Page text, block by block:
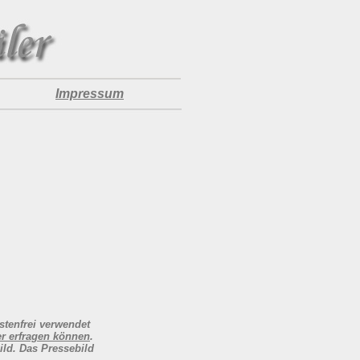
Impressum
verwendet
erfragen können.
Das Pressebild